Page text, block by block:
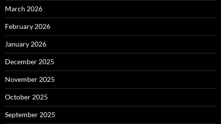
March 2026
February 2026
January 2026
December 2025
November 2025
October 2025
September 2025